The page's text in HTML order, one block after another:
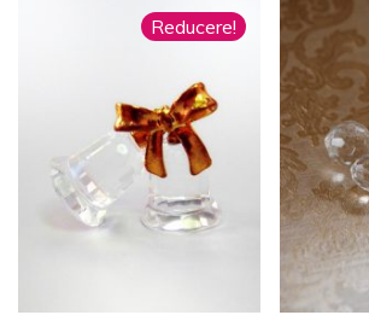
Reducere!